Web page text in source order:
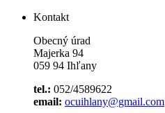
Kontakt
Obecný úrad
Majerka 94
059 94 Ihľany
tel.: 052/4589622
email: ocuihlany@gmail.com